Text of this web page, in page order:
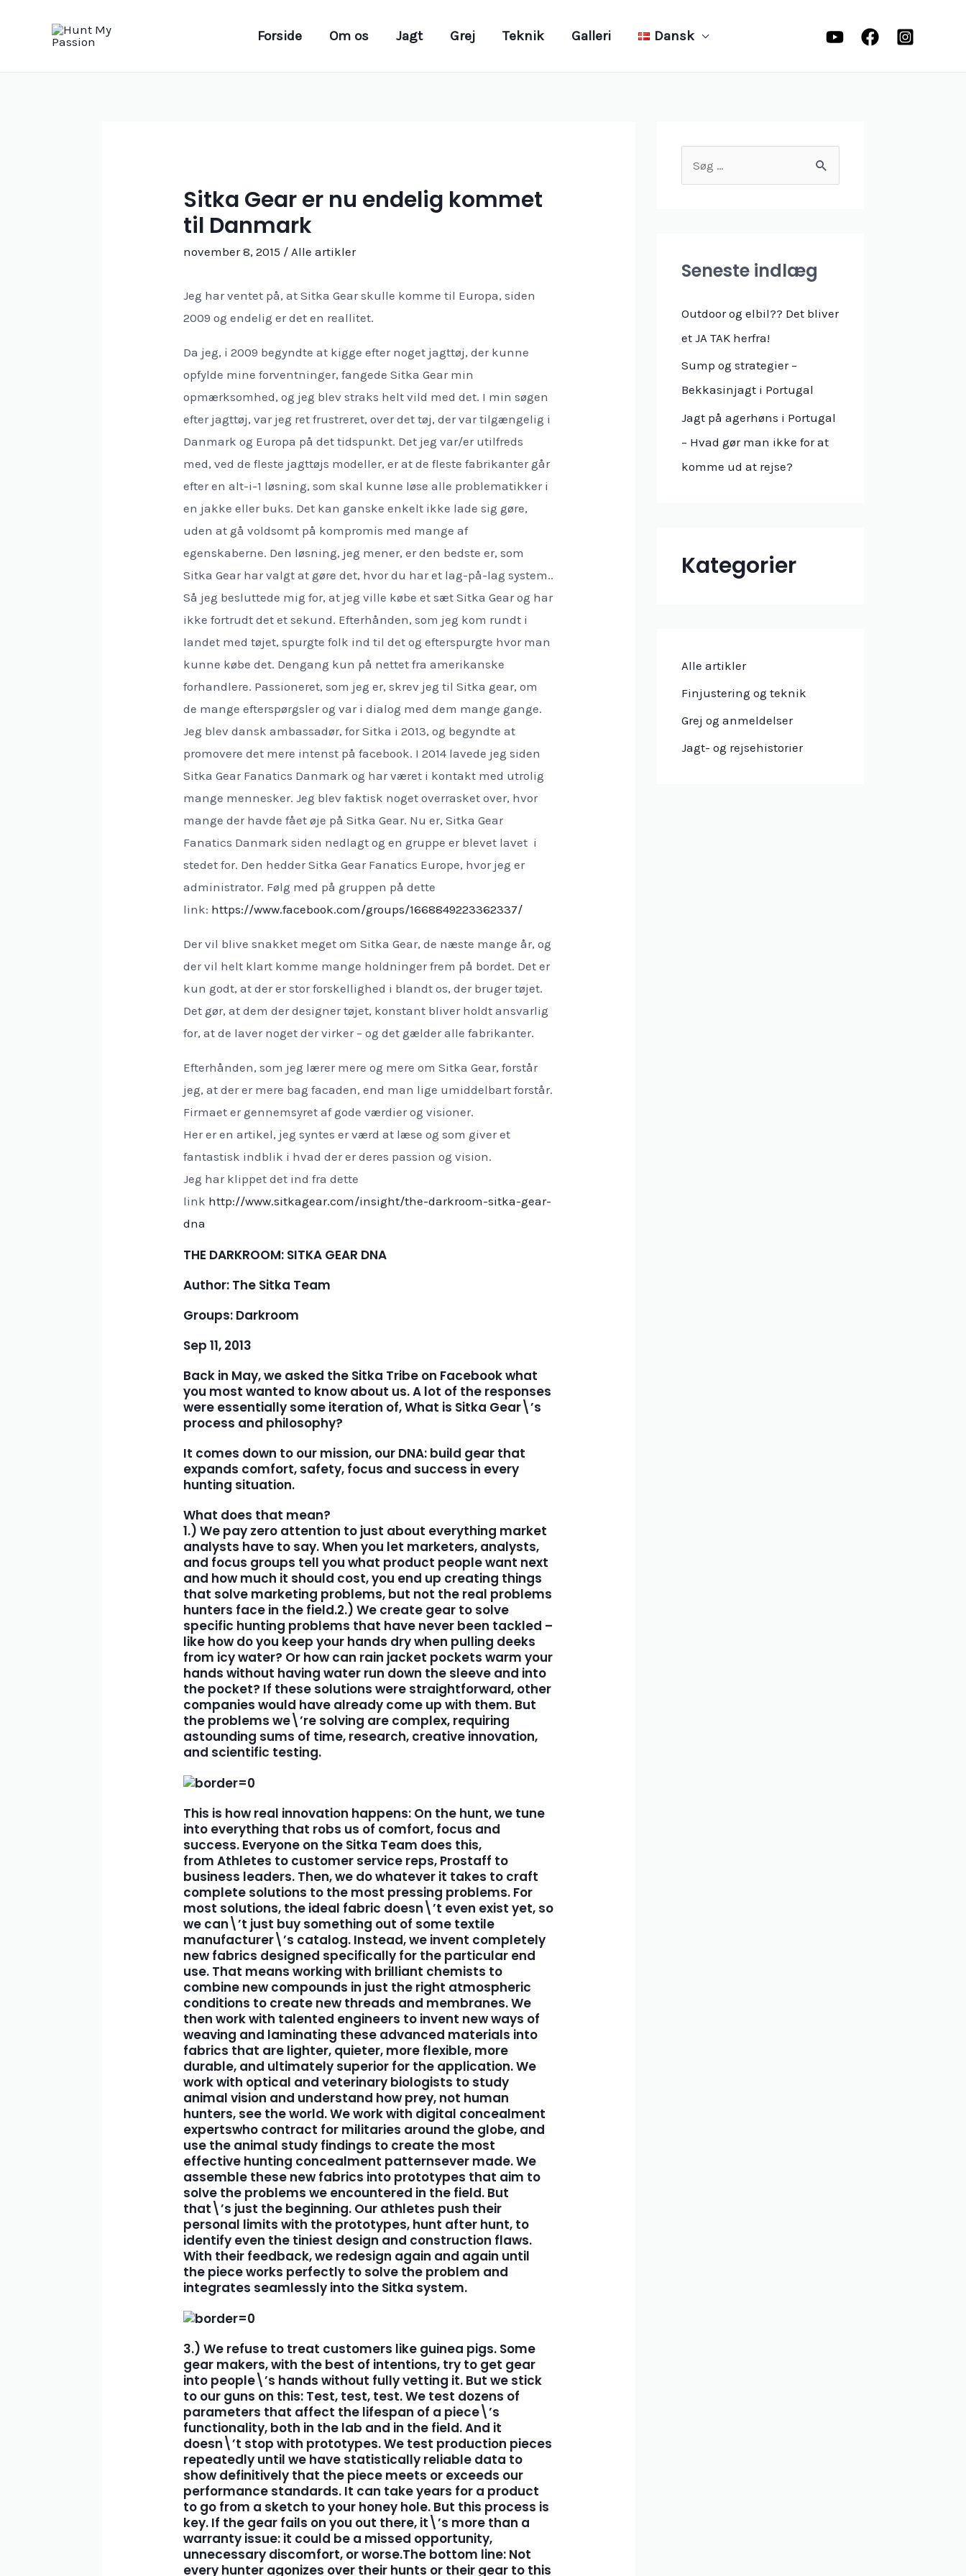
Forside Om os Jagt Grej Teknik Galleri Dansk
Sitka Gear er nu endelig kommet
til Danmark
november 8, 2015 / Alle artikler
Jeg har ventet på, at Sitka Gear skulle komme til Europa, siden
2009 og endelig er det en reallitet.
Da jeg, i 2009 begyndte at kigge efter noget jagttøj, der kunne
opfylde mine forventninger, fangede Sitka Gear min
opmærksomhed, og jeg blev straks helt vild med det. I min søgen
efter jagttøj, var jeg ret frustreret, over det tøj, der var tilgængelig i
Danmark og Europa på det tidspunkt. Det jeg var/er utilfreds
med, ved de fleste jagttøjs modeller, er atde fleste fabrikanter går
efter en alt-i-1 løsning, som skal kunne løse alle problematikker i
en jakke eller buks. Det kan ganske enkelt ikke lade sig gøre,
uden at gå voldsomt på kompromis med mange af
egenskaberne. Den løsning, jeg mener, er den bedste er, som
Sitka Gear har valgt at gøre det, hvor du har et lag-på-lag system..
Så jeg besluttede mig for, at jeg ville købe et sæt Sitka Gear og har
ikke fortrudt det et sekund. Efterhånden, som jeg kom rundt i
landet med tøjet, spurgte folk ind til det og efterspurgte hvor man
kunne købe det. Dengang kun på nettet fra amerikanske
forhandlere. Passioneret, som jeg er, skrev jeg til Sitka gear, om
de mange efterspørgsler og var i dialog med dem mange gange.
Jeg blev dansk ambassadør, for Sitka i 2013, og begyndte at
promovere det mere intenst på facebook. I 2014 lavede jeg siden
Sitka Gear Fanatics Danmark og har været i kontakt med utrolig
mange mennesker. Jeg blev faktisk noget overrasket over, hvor
mange der havde fået øje på Sitka Gear. Nu er, Sitka Gear
Fanatics Danmark siden nedlagt og en gruppe er blevet lavet i
stedet for. Den hedder Sitka Gear Fanatics Europe, hvor jeg er
administrator. Følg med på gruppen på dette
link: https://www.facebook.com/groups/1668849223362337/
Der vil blive snakket meget om Sitka Gear, de næste mange år, og
der vil helt klart komme mange holdninger frem på bordet. Det er
kun godt, at der er stor forskellighed i blandt os, der bruger tøjet.
Det gør, at dem der designer tøjet, konstant bliver holdt ansvarlig
for, at de laver noget der virker – og det gælder alle fabrikanter.
Efterhånden, som jeg lærer mere og mere om Sitka Gear, forstår
jeg, at der er mere bag facaden, end man lige umiddelbart forstår.
Firmaet er gennemsyret af gode værdier og visioner.
Her er en artikel, jeg syntes er værd at læse og som giver et
fantastisk indblik i hvad der er deres passion og vision.
Jeg har klippet det ind fra dette
link http://www.sitkagear.com/insight/the-darkroom-sitka-gear-
dna
THE DARKROOM: SITKA GEAR DNA
Author: The Sitka Team
Groups: Darkroom
Sep 11, 2013
Back in May, we asked the Sitka Tribe on Facebook what
you most wanted to know about us. A lot of the responses
were essentially some iteration of, What is Sitka Gear\’s
process and philosophy?
It comes down to our mission, our DNA: build gear that
expands comfort, safety, focus and success in every
hunting situation.
What does that mean?
1.) We pay zero attention to just about everything market
analysts have to say. When you let marketers, analysts,
and focus groups tell you what product people want next
and how much it should cost, you end up creating things
that solve marketing problems, but not the real problems
hunters face in the field.2.) We create gear to solve
specific hunting problems that have never been tackled –
like how do you keep your hands drywhen pulling deeks
from icy water? Or how can rain jacket pockets warm your
hands without having water run down the sleeve and into
the pocket? If these solutions were straightforward, other
companies would have already come up with them. But
the problems we\’re solving are complex, requiring
astounding sums of time, research, creative innovation,
and scientific testing.
This is how real innovation happens: On the hunt, we tune
into everything that robs us of comfort, focus and
success. Everyone on the Sitka Team does this,
fromAthletes to customer service reps, Prostaff to
business leaders. Then, we do whatever it takes to craft
complete solutions to the most pressing problems. For
most solutions, the ideal fabric doesn\’t even exist yet, so
we can\’t just buy something out of some textile
manufacturer\’s catalog. Instead, we invent completely
new fabrics designed specifically for the particular end
use. That means working with brilliant chemists to
combine new compounds in just the right atmospheric
conditions to create new threads and membranes. We
then work with talented engineers to invent new ways of
weaving and laminating these advanced materials into
fabrics that are lighter, quieter, more flexible, more
durable, and ultimately superior for the application. We
work with optical and veterinary biologists to study
animal vision and understand how prey, not human
hunters, see the world. We work with digital concealment
expertswho contract for militaries around the globe, and
use the animal study findings to create the most
effective hunting concealment patternsever made. We
assemble these new fabrics into prototypes that aim to
solve the problems we encountered in the field. But
that\’s just the beginning. Our athletes push their
personal limits with the prototypes, hunt after hunt, to
identify even the tiniest design and construction flaws.
With their feedback, we redesign again and again until
the piece works perfectly to solve the problem and
integrates seamlessly into the Sitka system.
3.) We refuse to treat customers like guinea pigs. Some
gear makers, with the best of intentions, try to get gear
into people\’s hands without fully vetting it. But we stick
to our guns on this: Test, test, test. We test dozens of
parameters that affect the lifespan of a piece\’s
functionality, both in the lab and in the field. And it
doesn\’t stop with prototypes. We test production pieces
repeatedly until we have statistically reliable data to
show definitively that the piece meets or exceeds our
performance standards. It can take years for a product
to go from a sketch to your honey hole. But this process is
key. If the gear fails on you out there, it\’s more than a
warranty issue: it could be a missed opportunity,
unnecessary discomfort, or worse.The bottom line: Not
every hunter agonizes over their hunts or their gear to this
ø
tSeneste indlæg
Outdoor og elbil?? Det bliver
et JA TAK herfra!
Sump og strategier –
Bekkasinjagt i Portugal
Jagt på agerhøns i Portugal
– Hvad gør man ikke for at
komme ud at rejse?
Kategorier
Alle artikler
Finjustering og teknik
Grej og anmeldelser
Jagt- og rejsehistorier